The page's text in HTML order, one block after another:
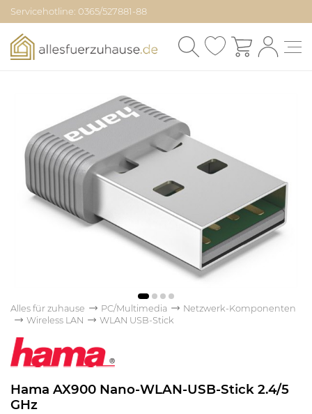
Servicehotline: 0365/527881-88
Alles für zuhause PC/Multimedia
Netzwerk-Komponenten
Wireless LAN
WLAN USB-Stick
Hama AX900 Nano-WLAN-USB-Stick 2.4/5
GHz